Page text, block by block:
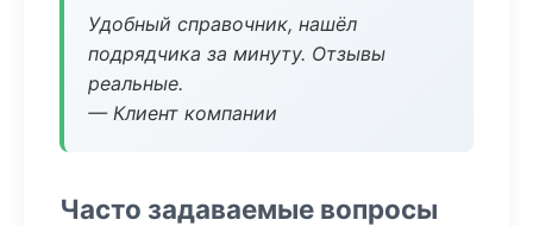
Удобный справочник, нашёл
подрядчика за минуту. Отзывы
реальные.
— Клиент компании
Часто задаваемые вопросы